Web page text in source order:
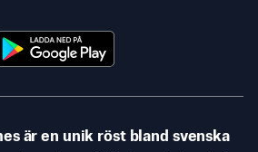
är en unik röst bland svenska